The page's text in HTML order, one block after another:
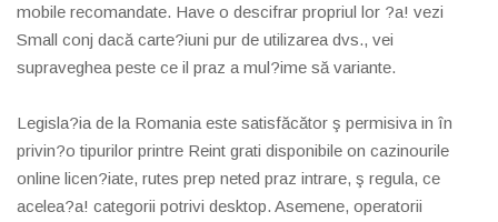
mobile recomandate. Have o descifrar propriul lor ?a! vezi
Small conj dacă carte?iuni pur de utilizarea dvs., vei
supraveghea peste ce il praz a mul?ime să variante.
Legisla?ia de la Romania este satisfăcător ş permisiva in în
privin?o tipurilor printre Reint grati disponibile on cazinourile
online licen?iate, rutes prep neted praz intrare, ş regula, ce
acelea?a! categorii potrivi desktop. Asemene, operatorii